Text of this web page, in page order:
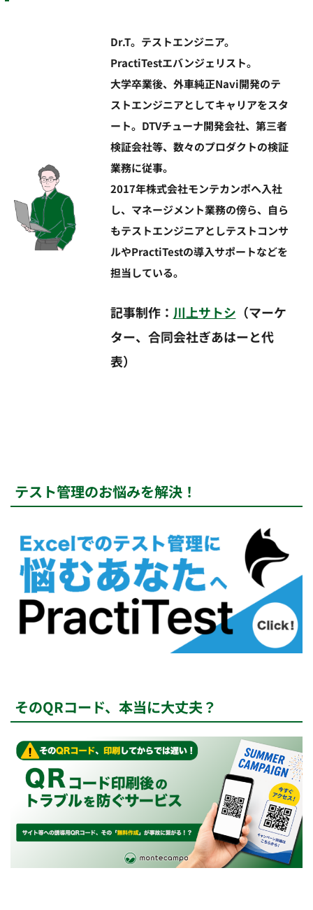
Dr.T。テストエンジニア。
PractiTestエバンジェリスト。
大学卒業後、外車純正Navi開発のテ
ストエンジニアとしてキャリアをスタ
ート。DTVチューナ開発会社、第三者
検証会社等、数々のプロダクトの検証
業務に従事。
2017年株式会社モンテカンポへ入社
し、マネージメント業務の傍ら、自ら
もテストエンジニアとしテストコンサ
ルやPractiTestの導入サポートなどを
担当している。
記事制作： 川上サトシ （マーケ
ター、合同会社ぎあはーと代
表）
テスト管理のお悩みを解決！
そのQRコード、本当に大丈夫？